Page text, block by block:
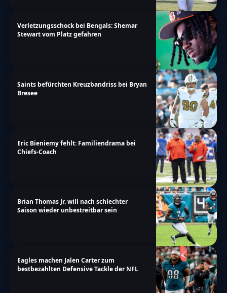
Verletzungsschock bei Bengals: Shemar
Stewart vom Platz gefahren
Saints befürchten Kreuzbandriss bei Bryan
Bresee
Eric Bieniemy fehlt: Familiendrama bei
Chiefs-Coach
Brian Thomas Jr. will nach schlechter
Saison wieder unbestreitbar sein
Eagles machen Jalen Carter zum
bestbezahlten Defensive Tackle der NFL